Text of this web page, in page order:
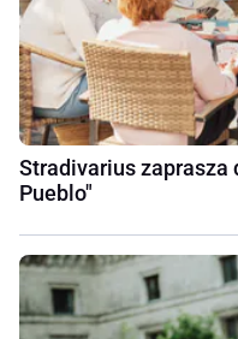
Stradivarius zaprasza
Pueblo"